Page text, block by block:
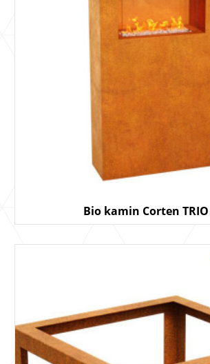
Bio kamin Corten TRIO